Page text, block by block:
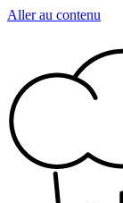
Aller au contenu